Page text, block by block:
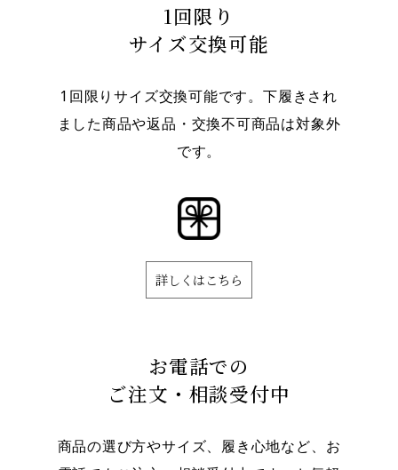
1回限り
サイズ交換可能
1回限りサイズ交換可能です。下履きされ
ました商品や返品・交換不可商品は対象外
です。
詳しくはこちら
お電話での
ご注文・相談受付中
商品の選び方やサイズ、履き心地など、お